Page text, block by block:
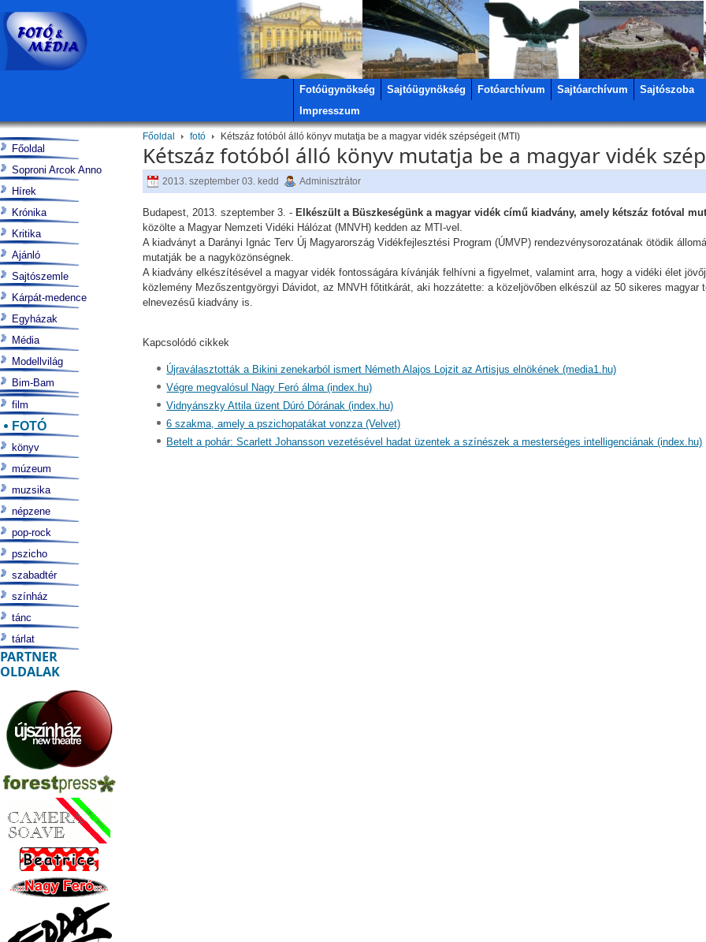
Fotóügynökség Sajtóügynökség Fotóarchívum Sajtóarchívum
Sajtószoba
Impresszum
Főoldal fotó Kétszáz fotóból álló könyv mutatja be a magyar vidék szépségeit (MTI)
Kétszáz fotóból álló könyv mutatja be a magyar vidék
2013. szeptember 03. kedd Adminisztrátor
Budapest, 2013. szeptember 3. - Elkészült a Büszkeségünk a magyar vidék című kiadvány, amely kétszáz fotóval
közölte a Magyar Nemzeti Vidéki Hálózat (MNVH) kedden az MTI-vel.
A kiadványt a Darányi Ignác Terv Új Magyarország Vidékfejlesztési Program (ÚMVP) rendezvénysorozatának ötödik
mutatják be a nagyközönségnek.
A kiadvány elkészítésével a magyar vidék fontosságára kívánják felhívni a figyelmet, valamint arra, hogy a vidéki élet
közlemény Mezőszentgyörgyi Dávidot, az MNVH főtitkárát, aki hozzátette: a közeljövőben elkészül az 50 sikeres magyar
elnevezésű kiadvány is.
Kapcsolódó cikkek
Újraválasztották a Bikini zenekarból ismert Németh Alajos Lojzit az Artisjus elnökének (media1.hu)
Végre megvalósul Nagy Feró álma (index.hu)
Vidnyánszky Attila üzent Dúró Dórának (index.hu)
6 szakma, amely a pszichopatákat vonzza (Velvet)
Betelt a pohár: Scarlett Johansson vezetésével hadat üzentek a színészek a mesterséges intelligenciának (index.hu)
Főoldal
Soproni Arcok Anno
Hírek
Krónika
Kritika
Ajánló
Sajtószemle
Kárpát-medence
Egyházak
Média
Modellvilág
Bim-Bam
film
FOTÓ
könyv
múzeum
muzsika
népzene
pop-rock
pszicho
szabadtér
színház
tánc
tárlat
PARTNER
OLDALAK